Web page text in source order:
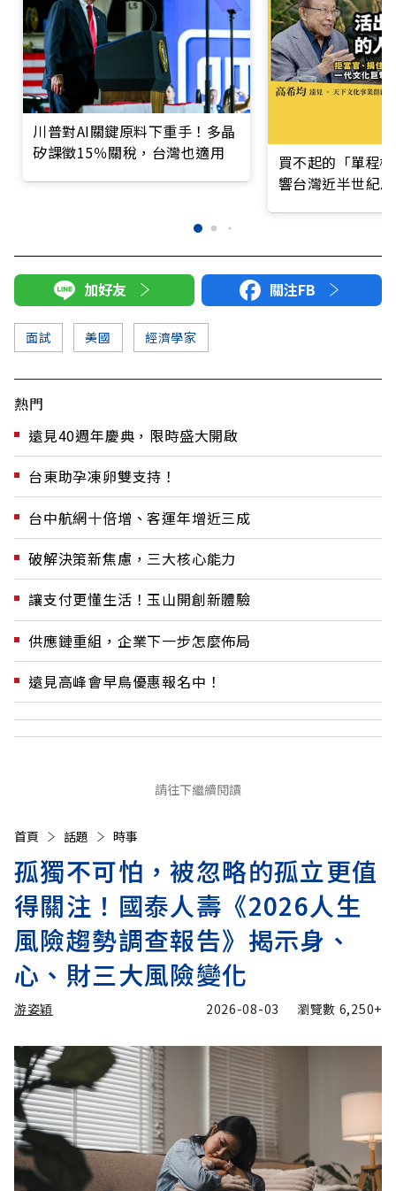
川普對AI關鍵原料下重手！多晶
矽課徵15％關稅，台灣也適用
買不起的「單程
響台灣近半世紀
加好友 關注FB
面試 美國 經濟學家
熱門
遠見40週年慶典，限時盛大開啟
台東助孕凍卵雙支持！
台中航網十倍增、客運年增近三成
破解決策新焦慮，三大核心能力
讓支付更懂生活！玉山開創新體驗
供應鏈重組，企業下一步怎麼佈局
遠見高峰會早鳥優惠報名中！
請往下繼續閱讀
首頁 話題 時事
孤獨不可怕，被忽略的孤立更值
得關注！國泰人壽《2026人生
風險趨勢調查報告》揭示身、
心、財三大風險變化
游姿穎 2026-08-03 瀏覽數 6,250+